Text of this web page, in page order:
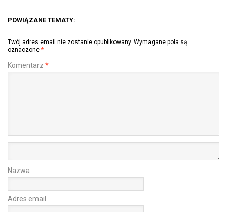
POWIĄZANE TEMATY:
Twój adres email nie zostanie opublikowany. Wymagane pola są
oznaczone *
Komentarz *
Nazwa
Adres email